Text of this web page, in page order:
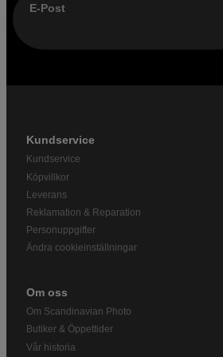
E-Post
Kundservice
Kundservice
Köpvillkor
Leverans
Reklamation & Reparation
Personuppgifter
Ändra cookieinställningar
Om oss
Om Scandinavian Photo
Butiker & Öppettider
Vår historia